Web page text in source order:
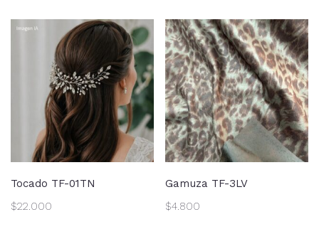
Tocado TF-01TN
$22.000
Gamuza TF-3LV
$4.800